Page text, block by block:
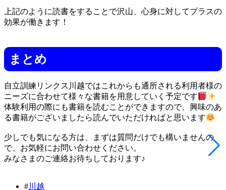
上記のように読書をすることで沢山、心身に対してプラスの
効果が働きます！
まとめ
自立訓練リンクス川越ではこれからも通所される利用者様の
ニーズに合わせて様々な書籍を用意していく予定です
体験利用の際にも書籍を読むことができますので、興味のあ
る書籍がございましたら読んでいただければと思います
少しでも気になる方は、まずは質問だけでも構いませんの
で、お気軽にお問い合わせください。
みなさまのご連絡お待ちしております♪
#川越